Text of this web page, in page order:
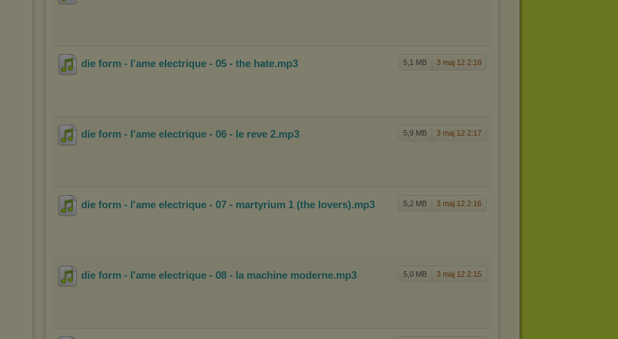
5,1 MB 3 maj 12 2:18
die form - l'ame electrique - 05 - the hate.mp3
5,9 MB 3 maj 12 2:17
die form - l'ame electrique - 06 - le reve 2.mp3
5,2 MB 3 maj 12 2:16
die form - l'ame electrique - 07 - martyrium 1 (the lovers).mp3
5,0 MB 3 maj 12 2:15
die form - l'ame electrique - 08 - la machine moderne.mp3